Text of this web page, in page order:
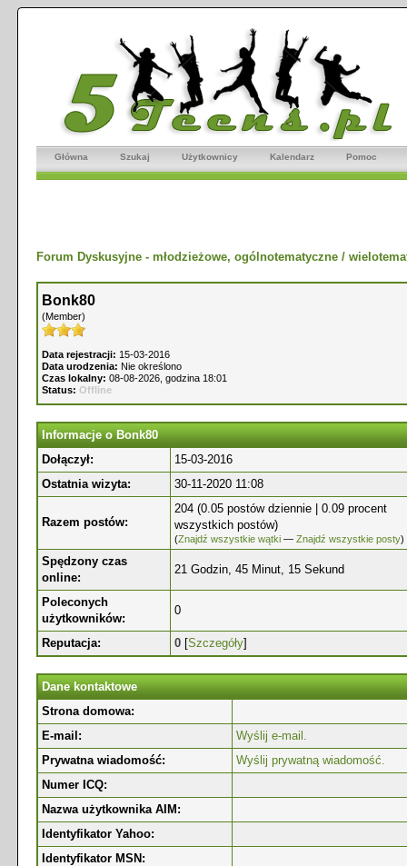
Główna Szukaj Użytkownicy Kalendarz Pomoc
Forum Dyskusyjne - młodzieżowe, ogólnotematyczne /
Bonk80
(Member)
Data rejestracji: 15-03-2016
Data urodzenia: Nie określono
Czas lokalny: 08-08-2026, godzina 18:01
Status: Offline
Informacje o Bonk80
Dołączył:
15-03-2016
Ostatnia wizyta:
30-11-2020 11:08
Razem postów:
204 (0.05 postów dziennie | 0.09 procent
wszystkich postów)
(Znajdź wszystkie wątki — Znajdź wszystkie posty)
Spędzony czas
online:
21 Godzin, 45 Minut, 15 Sekund
Poleconych
użytkowników:
0
Reputacja: 0 [Szczegóły]
Dane kontaktowe
Strona domowa:
E-mail:
Wyślij e-mail.
Prywatna wiadomość:
Wyślij prywatną wiadomość.
Numer ICQ:
Nazwa użytkownika AIM:
Identyfikator Yahoo:
Identyfikator MSN: